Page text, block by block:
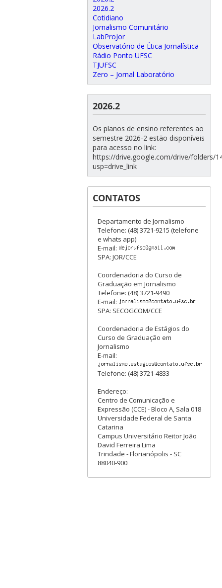
2026.2
Cotidiano
Jornalismo Comunitário
LabProJor
Observatório de Ética Jornalística
Rádio Ponto UFSC
TJUFSC
Zero – Jornal Laboratório
2026.2
Os planos de ensino referentes ao
semestre 2026-2 estão disponíveis
para acesso no link:
https://drive.google.com/drive/folders/
usp=drive_link
CONTATOS
Departamento de Jornalismo
Telefone: (48) 3721-9215 (telefone
e whats app)
E-mail:
SPA: JOR/CCE
Coordenadoria do Curso de
Graduação em Jornalismo
Telefone: (48) 3721-9490
E-mail:
SPA: SECOGCOM/CCE
Coordenadoria de Estágios do
Curso de Graduação em
Jornalismo
E-mail:
Telefone: (48) 3721-4833
Endereço:
Centro de Comunicação e
Expressão (CCE) - Bloco A, Sala 018
Universidade Federal de Santa
Catarina
Campus Universitário Reitor João
David Ferreira Lima
Trindade - Florianópolis - SC
88040-900